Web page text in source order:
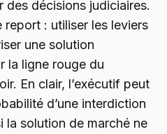
des décisions judiciaires.
report : utiliser les leviers
une solution
la ligne rouge du
En clair, l’exécutif peut
d’une interdiction
la solution de marché ne